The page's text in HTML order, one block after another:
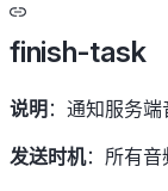
finish-task
说明 ：通知服务端
发送时机：所有音